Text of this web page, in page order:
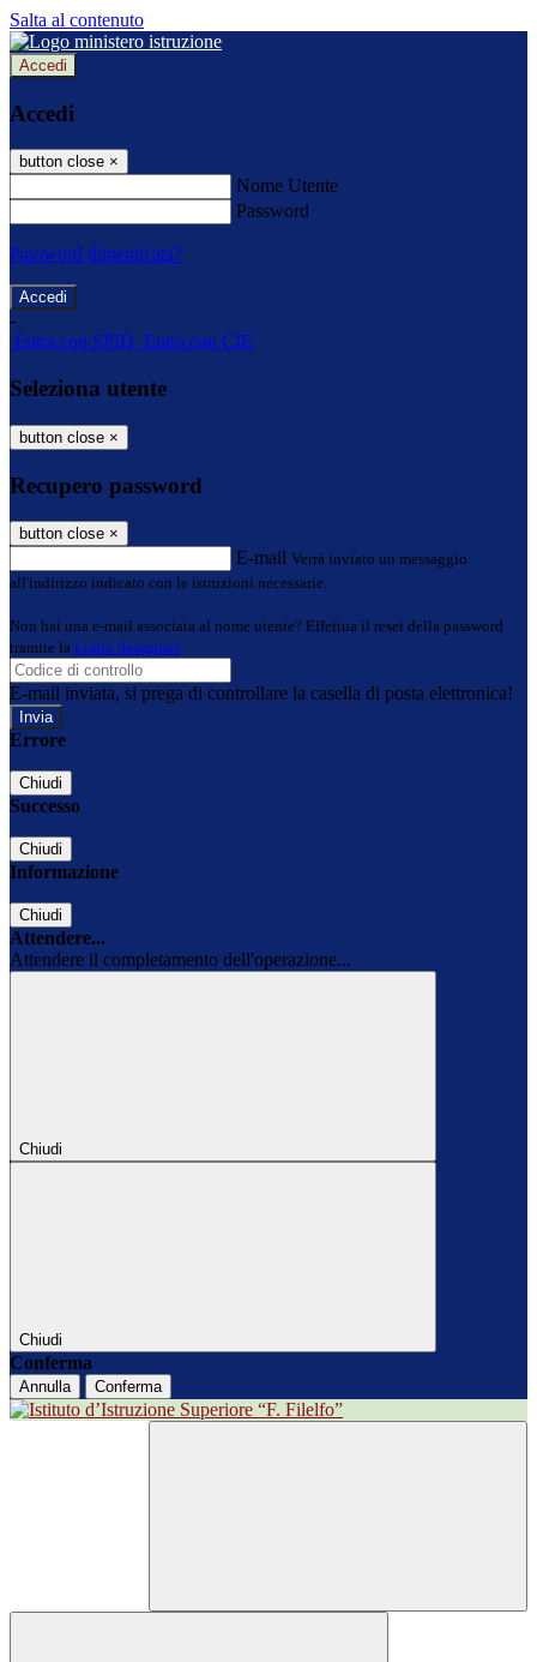
Salta al contenuto
Accedi
Accedi
button close ×
Nome Utente
Password
Password dimenticata?
-
Entra con SPID Entra con CIE
Seleziona utente
button close ×
Recupero password
button close ×
E-mail Verrà inviato un messaggio
all'indirizzo indicato con le istruzioni necessarie.
Non hai una e-mail associata al nome utente? Effettua il reset della password
tramite la Login Spaggiari
E-mail inviata, si prega di controllare la casella di posta elettronica!
Errore
Chiudi
Successo
Chiudi
Informazione
Chiudi
Attendere...
Attendere il completamento dell'operazione...
Chiudi
Chiudi
Conferma
Annulla Conferma